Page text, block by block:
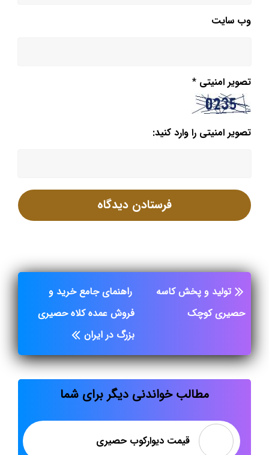
وب‌ سایت
تصویر امنیتی *
تصویر امنیتی را وارد کنید:
تولید و پخش کاسه
حصیری کوچک
راهنمای جامع خرید و
فروش عمده کلاه حصیری
بزرگ در ایران
مطالب خواندنی دیگر برای شما
قیمت دیوارکوب حصیری